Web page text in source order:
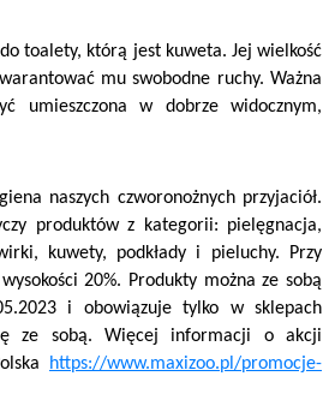
toalety, którą jest kuweta. Jej wielkość
mu swobodne ruchy. Ważna
umieszczona w dobrze widocznym,
naszych czworonożnych przyjaciół.
produktów z kategorii: pielęgnacja,
kuwety, podkłady i pieluchy. Przy
20%. Produkty można ze sobą
i obowiązuje tylko w sklepach
ze sobą. Więcej informacji o akcji
https://www.maxizoo.pl/promocje-